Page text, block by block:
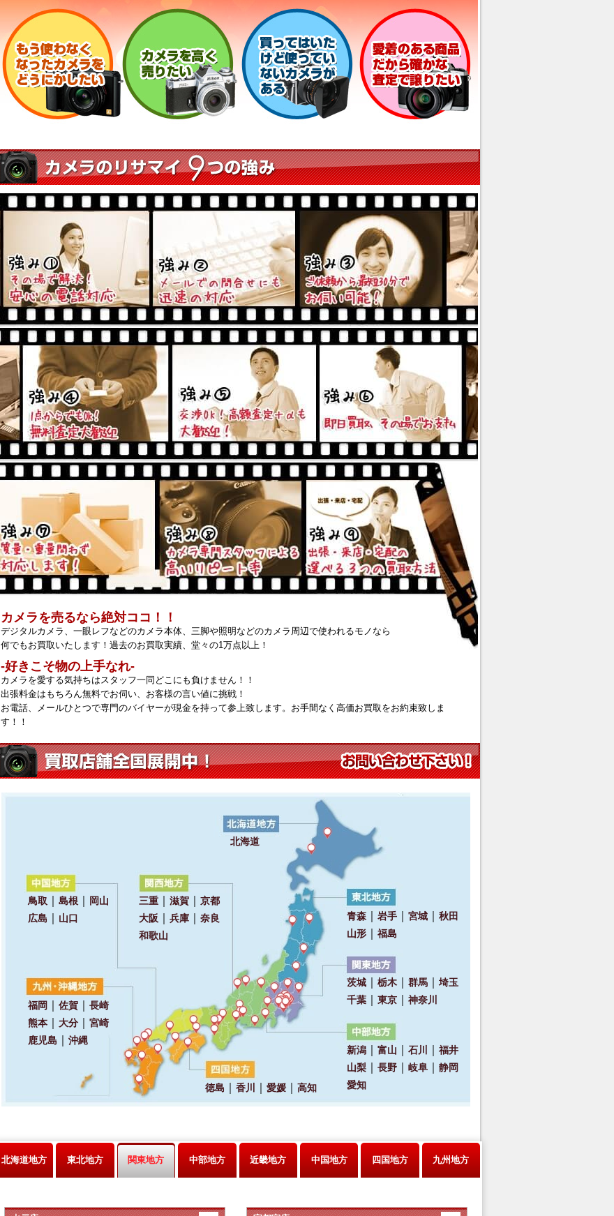
カメラを売るなら絶対ココ！！
デジタルカメラ、一眼レフなどのカメラ本体、三脚や照明などのカメラ周辺で使われるモノなら
何でもお買取いたします！過去のお買取実績、堂々の1万点以上！
‐好きこそ物の上手なれ‐
カメラを愛する気持ちはスタッフ一同どこにも負けません！！
出張料金はもちろん無料でお伺い、お客様の言い値に挑戦！
お電話、メールひとつで専門のバイヤーが現金を持って参上致します。お手間なく高価お買取をお約束致しま
す！！
北海道地方 東北地方 関東地方 中部地方 近畿地方 中国地方 四国地方 九州地方